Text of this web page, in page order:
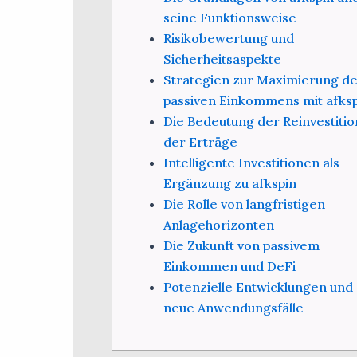
seine Funktionsweise
Risikobewertung und
Sicherheitsaspekte
Strategien zur Maximierung
passiven Einkommens mit
Die Bedeutung der
der Erträge
Intelligente Investitionen als
Ergänzung zu afkspin
Die Rolle von langfristigen
Anlagehorizonten
Die Zukunft von passivem
Einkommen und DeFi
Potenzielle Entwicklungen und
neue Anwendungsfälle